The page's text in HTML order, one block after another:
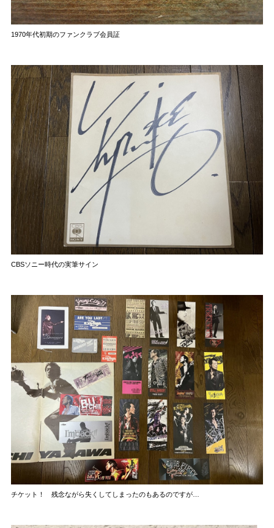
1970年代初期のファンクラブ会員証
CBSソニー時代の実筆サイン
チケット！ 残念ながら失くしてしまったのもあるのですが…